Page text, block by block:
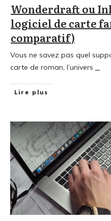
Wonderdraft ou
logiciel de carte
comparatif)
Vous ne savez pas quel
carte de roman, l’univers ...
Lire plus